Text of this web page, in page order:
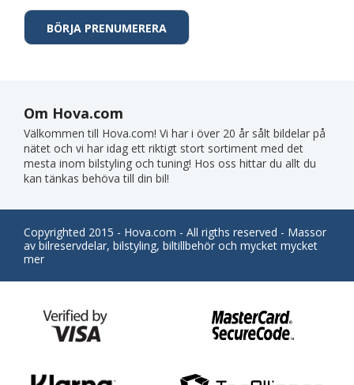
Om Hova.com
Välkommen till Hova.com! Vi har i över 20 år sålt bildelar på
nätet och vi har idag ett riktigt stort sortiment med det
mesta inom bilstyling och tuning! Hos oss hittar du allt du
kan tänkas behöva till din bil!
Copyrighted 2015 - Hova.com - All rigths reserved - Massor
av bilreservdelar, bilstyling, biltillbehör och mycket mycket
mer